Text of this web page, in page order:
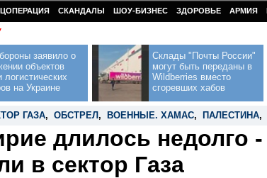
СКАНДАЛЫ ШОУ-БИЗНЕС ЗДОРОВЬЕ АРМИЯ
заявило о
объектов
на Украине
Склады "Почты России"
могут быть переданы в
Wildberries вместо
сгоревших хабов
ГАЗА, ОБСТРЕЛ , ВОЕННЫЕ. ХАМАС, ПАЛЕСТИНА,
длилось недолго
в сектор Газа